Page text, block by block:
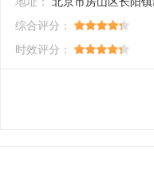
综合评分：
时效评分：